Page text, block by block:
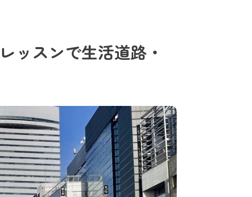
ッスンで生活道路・